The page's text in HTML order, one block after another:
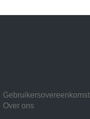
Gebruikersovereenkomst
Over ons